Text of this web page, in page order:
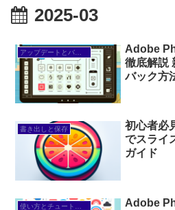
2025-03
Adobe
徹底解説
バック方
書き出しと保存
初心者必
でスライ
ガイド
Adobe